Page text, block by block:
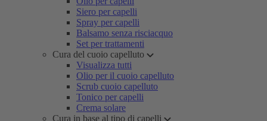
Siero per capelli
Spray per capelli
Balsamo senza risciacquo
Set per trattamenti
Cura del cuoio capelluto
Visualizza tutti
Olio per il cuoio capelluto
Scrub cuoio capelluto
Tonico per capelli
Crema solare
Cura in base al tipo di capelli